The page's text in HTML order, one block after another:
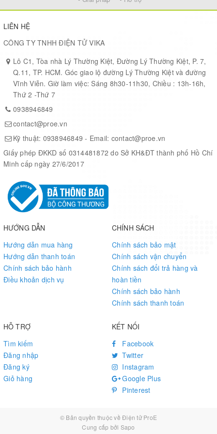
(Raspberry Pi 5-4GBis included, assembled before shippment)
Pi4 All-in-one Display
Raspberry Pi 4-2GB
Touch Display + Power Supply + TF Card + Accessories pack
(the Raspberry Pi is NOT included)
RPI-HMI-080D/101D-ACCE-B
Touch Display + Accessories pack only, without Power Supply and
TF Card
(the Raspberry Pi is NOT included)
Toughened Glass Panel
Sensitive touch control with High Resolution display, durable
Built-in Raspberry Pi (Optional)
Pi5 All-in-one Display: quad-core Arm Cortex-A76 64-bit 2.4GHz
CPU
Pi4 All-in-one Display: quad-core Arm Cortex-A76 64-bit 1.5GHz
LIÊN HỆ
CÔNG TY TNHH ĐIỆN TỬ VIKA
Lô C1, Tòa nhà Lý Thường Kiệt, Đường Lý Thường Kiệt, P. 7,
Q.11, TP. HCM. Góc giao lộ đường Lý Thường Kiệt và đường
Vĩnh Viễn. Giờ làm việc: Sáng 8h30-11h30, Chiều : 13h-16h,
Thứ 2 -Thứ 7
0938946849
contact@proe.vn
Kỹ thuật: 0938946849 - Email: contact@proe.vn
Giấy phép ĐKKD số 0314481872 do Sở KH&ĐT thành phố Hồ Chí
Minh cấp ngày 27/6/2017
HƯỚNG DẪN
Hướng dẫn mua hàng
Hướng dẫn thanh toán
Chính sách bảo hành
Điều khoản dịch vụ
CHÍNH SÁCH
Chính sách bảo mật
Chính sách vận chuyển
Chính sách đổi trả hàng và
hoàn tiền
Chính sách bảo hành
Chính sách thanh toán
HỖ TRỢ
Tìm kiếm
Đăng nhập
Đăng ký
Giỏ hàng
KẾT NỐI
Facebook
Twitter
Instagram
Google Plus
Pinterest
© Bản quyền thuộc vềĐiện tử ProE
Cung cấp bởi Sapo